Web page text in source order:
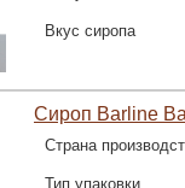
Вкус сиропа
Сироп Barline
Страна
Тип упаковки